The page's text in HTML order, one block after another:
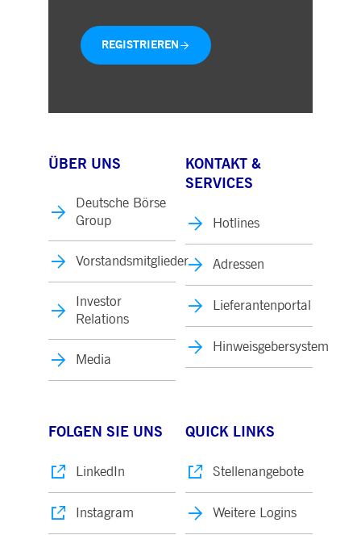
REGISTRIEREN
ÜBER UNS
Deutsche Börse
Group
Vorstandsmitglieder
Investor
Relations
Media
KONTAKT &
SERVICES
Hotlines
Adressen
Lieferantenportal
Hinweisgebersystem
FOLGEN SIE UNS
LinkedIn
Instagram
QUICK LINKS
Stellenangebote
Weitere Logins